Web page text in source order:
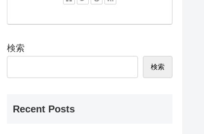
検索
検索
Recent Posts